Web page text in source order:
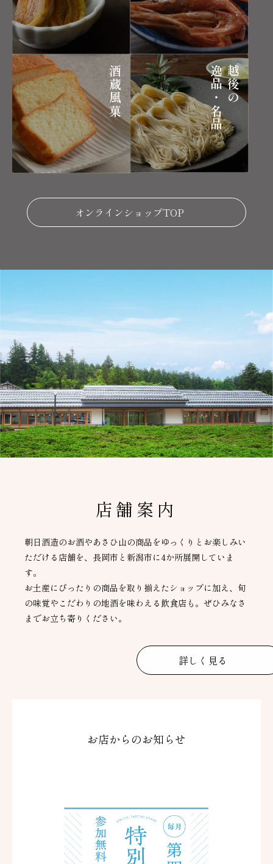
酒蔵風菓 越後の
逸品・名品
オンラインショップTOP
店舗案内
詳しく見る
朝日酒造のお酒やあさひ山の商品をゆっくりとお楽しみい
ただける店舗を、長岡市と新潟市に4か所展開していま
す。
お土産にぴったりの商品を取り揃えたショップに加え、旬
の味覚やこだわりの地酒を味わえる飲食店も。ぜひみなさ
までお立ち寄りください。
お店からのお知らせ